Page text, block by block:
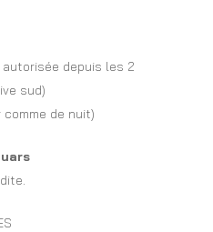
depuis les 2
sud)
de nuit)